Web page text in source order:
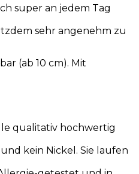
super an jedem Tag
sehr angenehm zu
(ab 10 cm). Mit
qualitativ hochwertig
kein Nickel. Sie laufen